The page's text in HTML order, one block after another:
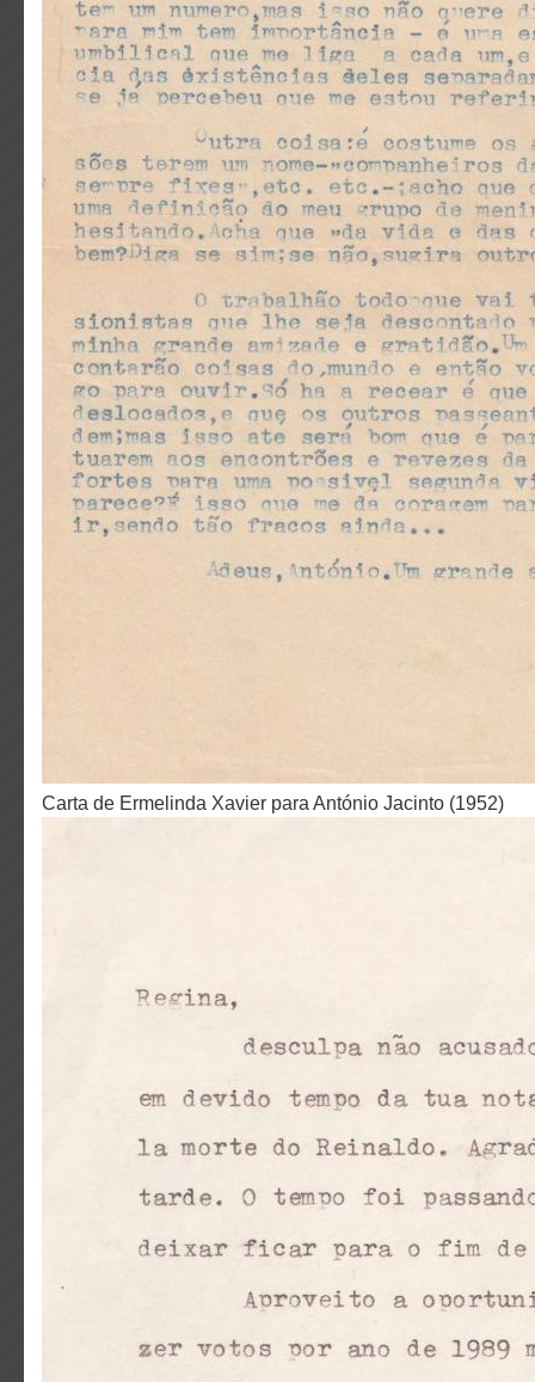
Carta de Ermelinda Xavier para António Jacinto (1952)